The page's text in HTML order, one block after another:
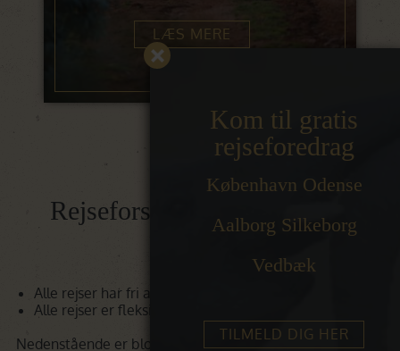
LÆS MERE
Rejseforslag til safarirejser i
Afrika
Alle rejser har fri afrejsedato
Alle rejser er fleksible og kan tilpasses jeres ønsker
Nedenstående er blot til inspiration. Rejserne kan
Kom til gratis
rejseforedrag
København Odense
Aalborg Silkeborg
Vedbæk
TILMELD DIG HER